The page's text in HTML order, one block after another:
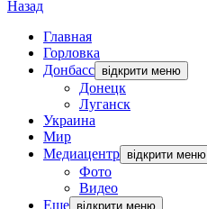
Назад
Главная
Горловка
Донбасс відкрити меню
Донецк
Луганск
Украина
Мир
Медиацентр відкрити меню
Фото
Видео
Еще відкрити меню